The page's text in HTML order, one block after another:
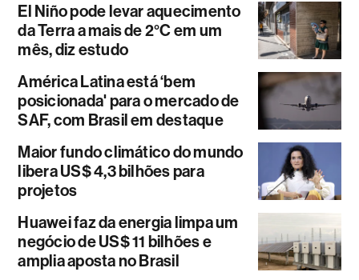
El Niño pode levar aquecimento
da Terra a mais de 2°C em um
mês, diz estudo
América Latina está ‘bem
posicionada' para o mercado de
SAF, com Brasil em destaque
Maior fundo climático do mundo
libera US$ 4,3 bilhões para
projetos
Huawei faz da energia limpa um
negócio de US$ 11 bilhões e
amplia aposta no Brasil